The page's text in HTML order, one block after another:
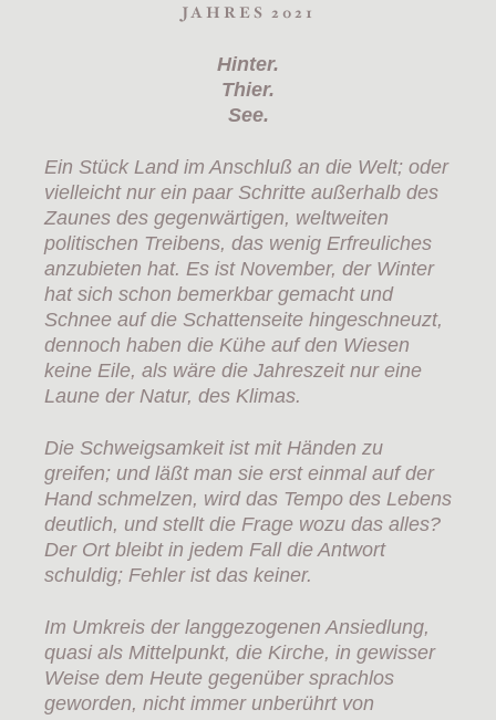
JAHRES 2021
Hinter.
Thier.
See.
Ein Stück Land im Anschluß an die Welt; oder
vielleicht nur ein paar Schritte außerhalb des
Zaunes des gegenwärtigen, weltweiten
politischen Treibens, das wenig Erfreuliches
anzubieten hat. Es ist November, der Winter
hat sich schon bemerkbar gemacht und
Schnee auf die Schattenseite hingeschneuzt,
dennoch haben die Kühe auf den Wiesen
keine Eile, als wäre die Jahreszeit nur eine
Laune der Natur, des Klimas.
Die Schweigsamkeit ist mit Händen zu
greifen; und läßt man sie erst einmal auf der
Hand schmelzen, wird das Tempo des Lebens
deutlich, und stellt die Frage wozu das alles?
Der Ort bleibt in jedem Fall die Antwort
schuldig; Fehler ist das keiner.
Im Umkreis der langgezogenen Ansiedlung,
quasi als Mittelpunkt, die Kirche, in gewisser
Weise dem Heute gegenüber sprachlos
geworden, nicht immer unberührt von